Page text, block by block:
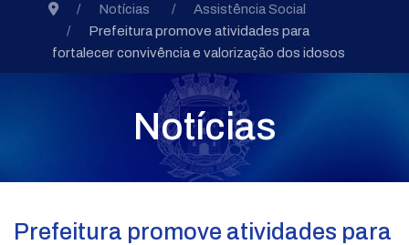
Notícias
Assistência Social
Prefeitura promove atividades para
fortalecer convivência e valorização dos idosos
Notícias
Prefeitura promove atividades para